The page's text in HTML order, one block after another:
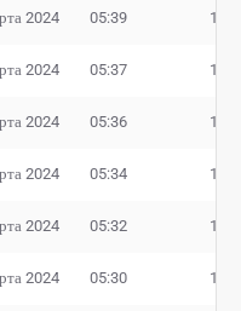
2024 05:39
2024 05:37
2024 05:36
2024 05:34
2024 05:32
2024 05:30